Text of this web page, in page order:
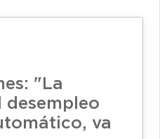
"La
desempleo
va